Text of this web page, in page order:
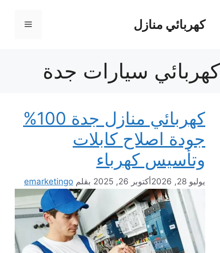
المحتوىكهربائي منازل القائمة
كهربائي سيارات جدة
كهربائي منازل جدة 100%
جودة اصلاح كابلات
وتأسيس كهرباء
يوليو 28, 2026 أكتوبر 26, 2025 بقلم emarketingo